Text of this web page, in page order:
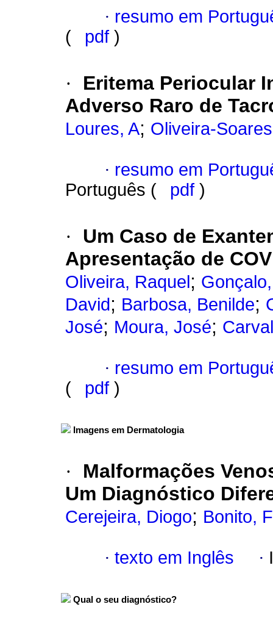
· resumo em
(
pdf )
·
Eritema Periocular
Adverso Raro de
Loures, A; Oliveira-
· resumo em
Português (
pdf )
·
Um Caso de
Apresentação de
Oliveira, Raquel ;
David ; Barbosa, Benilde;
José; Moura, José;
· resumo em
(
pdf )
Imagens em Dermatologia
·
Malformações
Um Diagnóstico
Cerejeira, Diogo; Bonito,
· texto em Inglês ·
Qual o seu diagnóstico?